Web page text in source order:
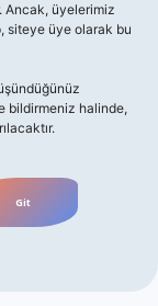
Ancak, üyelerimiz
siteye üye olarak bu
bildirmeniz halinde,